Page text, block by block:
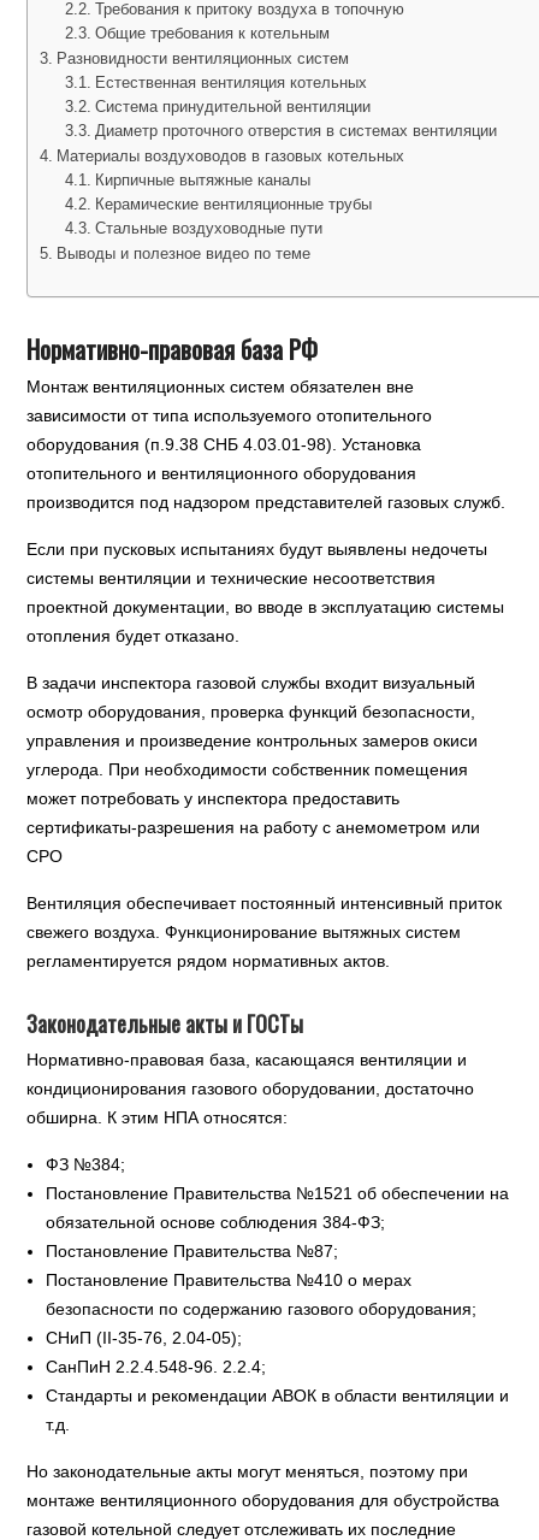
Требования к притоку воздуха в топочную
Общие требования к котельным
Разновидности вентиляционных систем
Естественная вентиляция котельных
Система принудительной вентиляции
Диаметр проточного отверстия в системах вентиляции
Материалы воздуховодов в газовых котельных
Кирпичные вытяжные каналы
Керамические вентиляционные трубы
Стальные воздуховодные пути
Выводы и полезное видео по теме
Нормативно-правовая база РФ
Монтаж вентиляционных систем обязателен вне
зависимости от типа используемого отопительного
оборудования (п.9.38 СНБ 4.03.01-98). Установка
отопительного и вентиляционного оборудования
производится под надзором представителей газовых служб.
Если при пусковых испытаниях будут выявлены недочеты
системы вентиляции и технические несоответствия
проектной документации, во вводе в эксплуатацию системы
отопления будет отказано.
В задачи инспектора газовой службы входит визуальный
осмотр оборудования, проверка функций безопасности,
управления и произведение контрольных замеров окиси
углерода. При необходимости собственник помещения
может потребовать у инспектора предоставить
сертификаты-разрешения на работу с анемометром или
СРО
Вентиляция обеспечивает постоянный интенсивный приток
свежего воздуха. Функционирование вытяжных систем
регламентируется рядом нормативных актов.
Законодательные акты и ГОСТы
Нормативно-правовая база, касающаяся вентиляции и
кондиционирования газового оборудовании, достаточно
обширна. К этим НПА относятся:
ФЗ №384;
Постановление Правительства №1521 об обеспечении на
обязательной основе соблюдения 384-ФЗ;
Постановление Правительства №87;
Постановление Правительства №410 о мерах
безопасности по содержанию газового оборудования;
СНиП (II-35-76, 2.04-05);
СанПиН 2.2.4.548-96. 2.2.4;
Стандарты и рекомендации АВОК в области вентиляции и
т.д.
Но законодательные акты могут меняться, поэтому при
монтаже вентиляционного оборудования для обустройства
газовой котельной следует отслеживать их последние